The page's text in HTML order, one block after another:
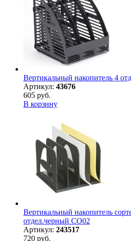
Вертикальный накопитель 4
Артикул: 43676
605 руб.
В корзину
Вертикальный накопитель
отдел.черный СО02
Артикул: 243517
720 руб.